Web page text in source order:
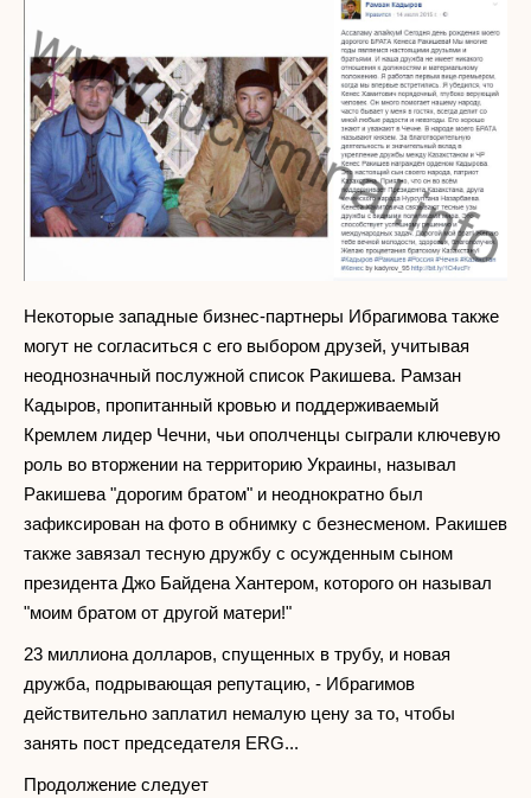
Некоторые западные бизнес-партнеры Ибрагимова также
могут не согласиться с его выбором друзей, учитывая
неоднозначный послужной список Ракишева. Рамзан
Кадыров, пропитанный кровью и поддерживаемый
Кремлем лидер Чечни, чьи ополченцы сыграли ключевую
роль во вторжении на территорию Украины, называл
Ракишева "дорогим братом" и неоднократно был
зафиксирован на фото в обнимку с безнесменом. Ракишев
также завязал тесную дружбу с осужденным сыном
президента Джо Байдена Хантером, которого он называл
"моим братом от другой матери!"
23 миллиона долларов, спущенных в трубу, и новая
дружба, подрывающая репутацию, - Ибрагимов
действительно заплатил немалую цену за то, чтобы
занять пост председателя ERG...
Продолжение следует